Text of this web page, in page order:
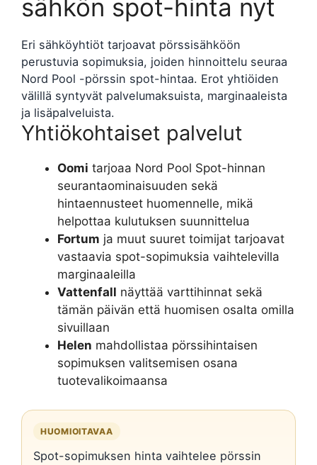
sähkön spot-hinta nyt
Eri sähköyhtiöt tarjoavat pörssisähköön
perustuvia sopimuksia, joiden hinnoittelu seuraa
Nord Pool -pörssin spot-hintaa. Erot yhtiöiden
välillä syntyvät palvelumaksuista, marginaaleista
ja lisäpalveluista.
Yhtiökohtaiset palvelut
Oomi tarjoaa Nord Pool Spot-hinnan
seurantaominaisuuden sekä
hintaennusteet huomennelle, mikä
helpottaa kulutuksen suunnittelua
Fortum ja muut suuret toimijat tarjoavat
vastaavia spot-sopimuksia vaihtelevilla
marginaaleilla
Vattenfall näyttää varttihinnat sekä
tämän päivän että huomisen osalta omilla
sivuillaan
Helen mahdollistaa pörssihintaisen
sopimuksen valitsemisen osana
tuotevalikoimaansa
HUOMIOITAVAA
Spot-sopimuksen hinta vaihtelee pörssin